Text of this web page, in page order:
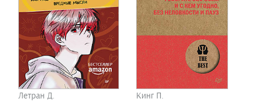
Летран Д. Кинг П.